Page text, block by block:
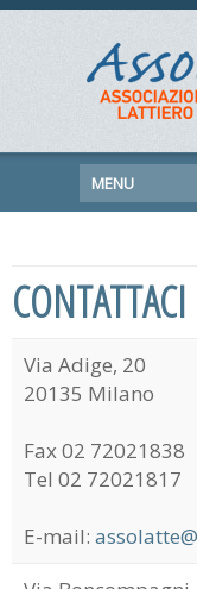
MENU
CONTATTACI
Via Adige, 20
20135 Milano
Fax 02 72021838
Tel 02 72021817
E-mail: